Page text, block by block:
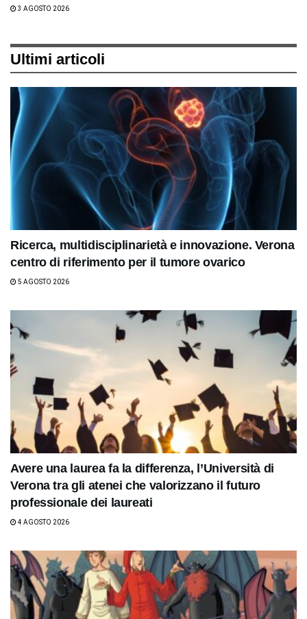
3 AGOSTO 2026
Ultimi articoli
Ricerca, multidisciplinarietà e innovazione. Verona
centro di riferimento per il tumore ovarico
5 AGOSTO 2026
Avere una laurea fa la differenza, l’Università di
Verona tra gli atenei che valorizzano il futuro
professionale dei laureati
4 AGOSTO 2026